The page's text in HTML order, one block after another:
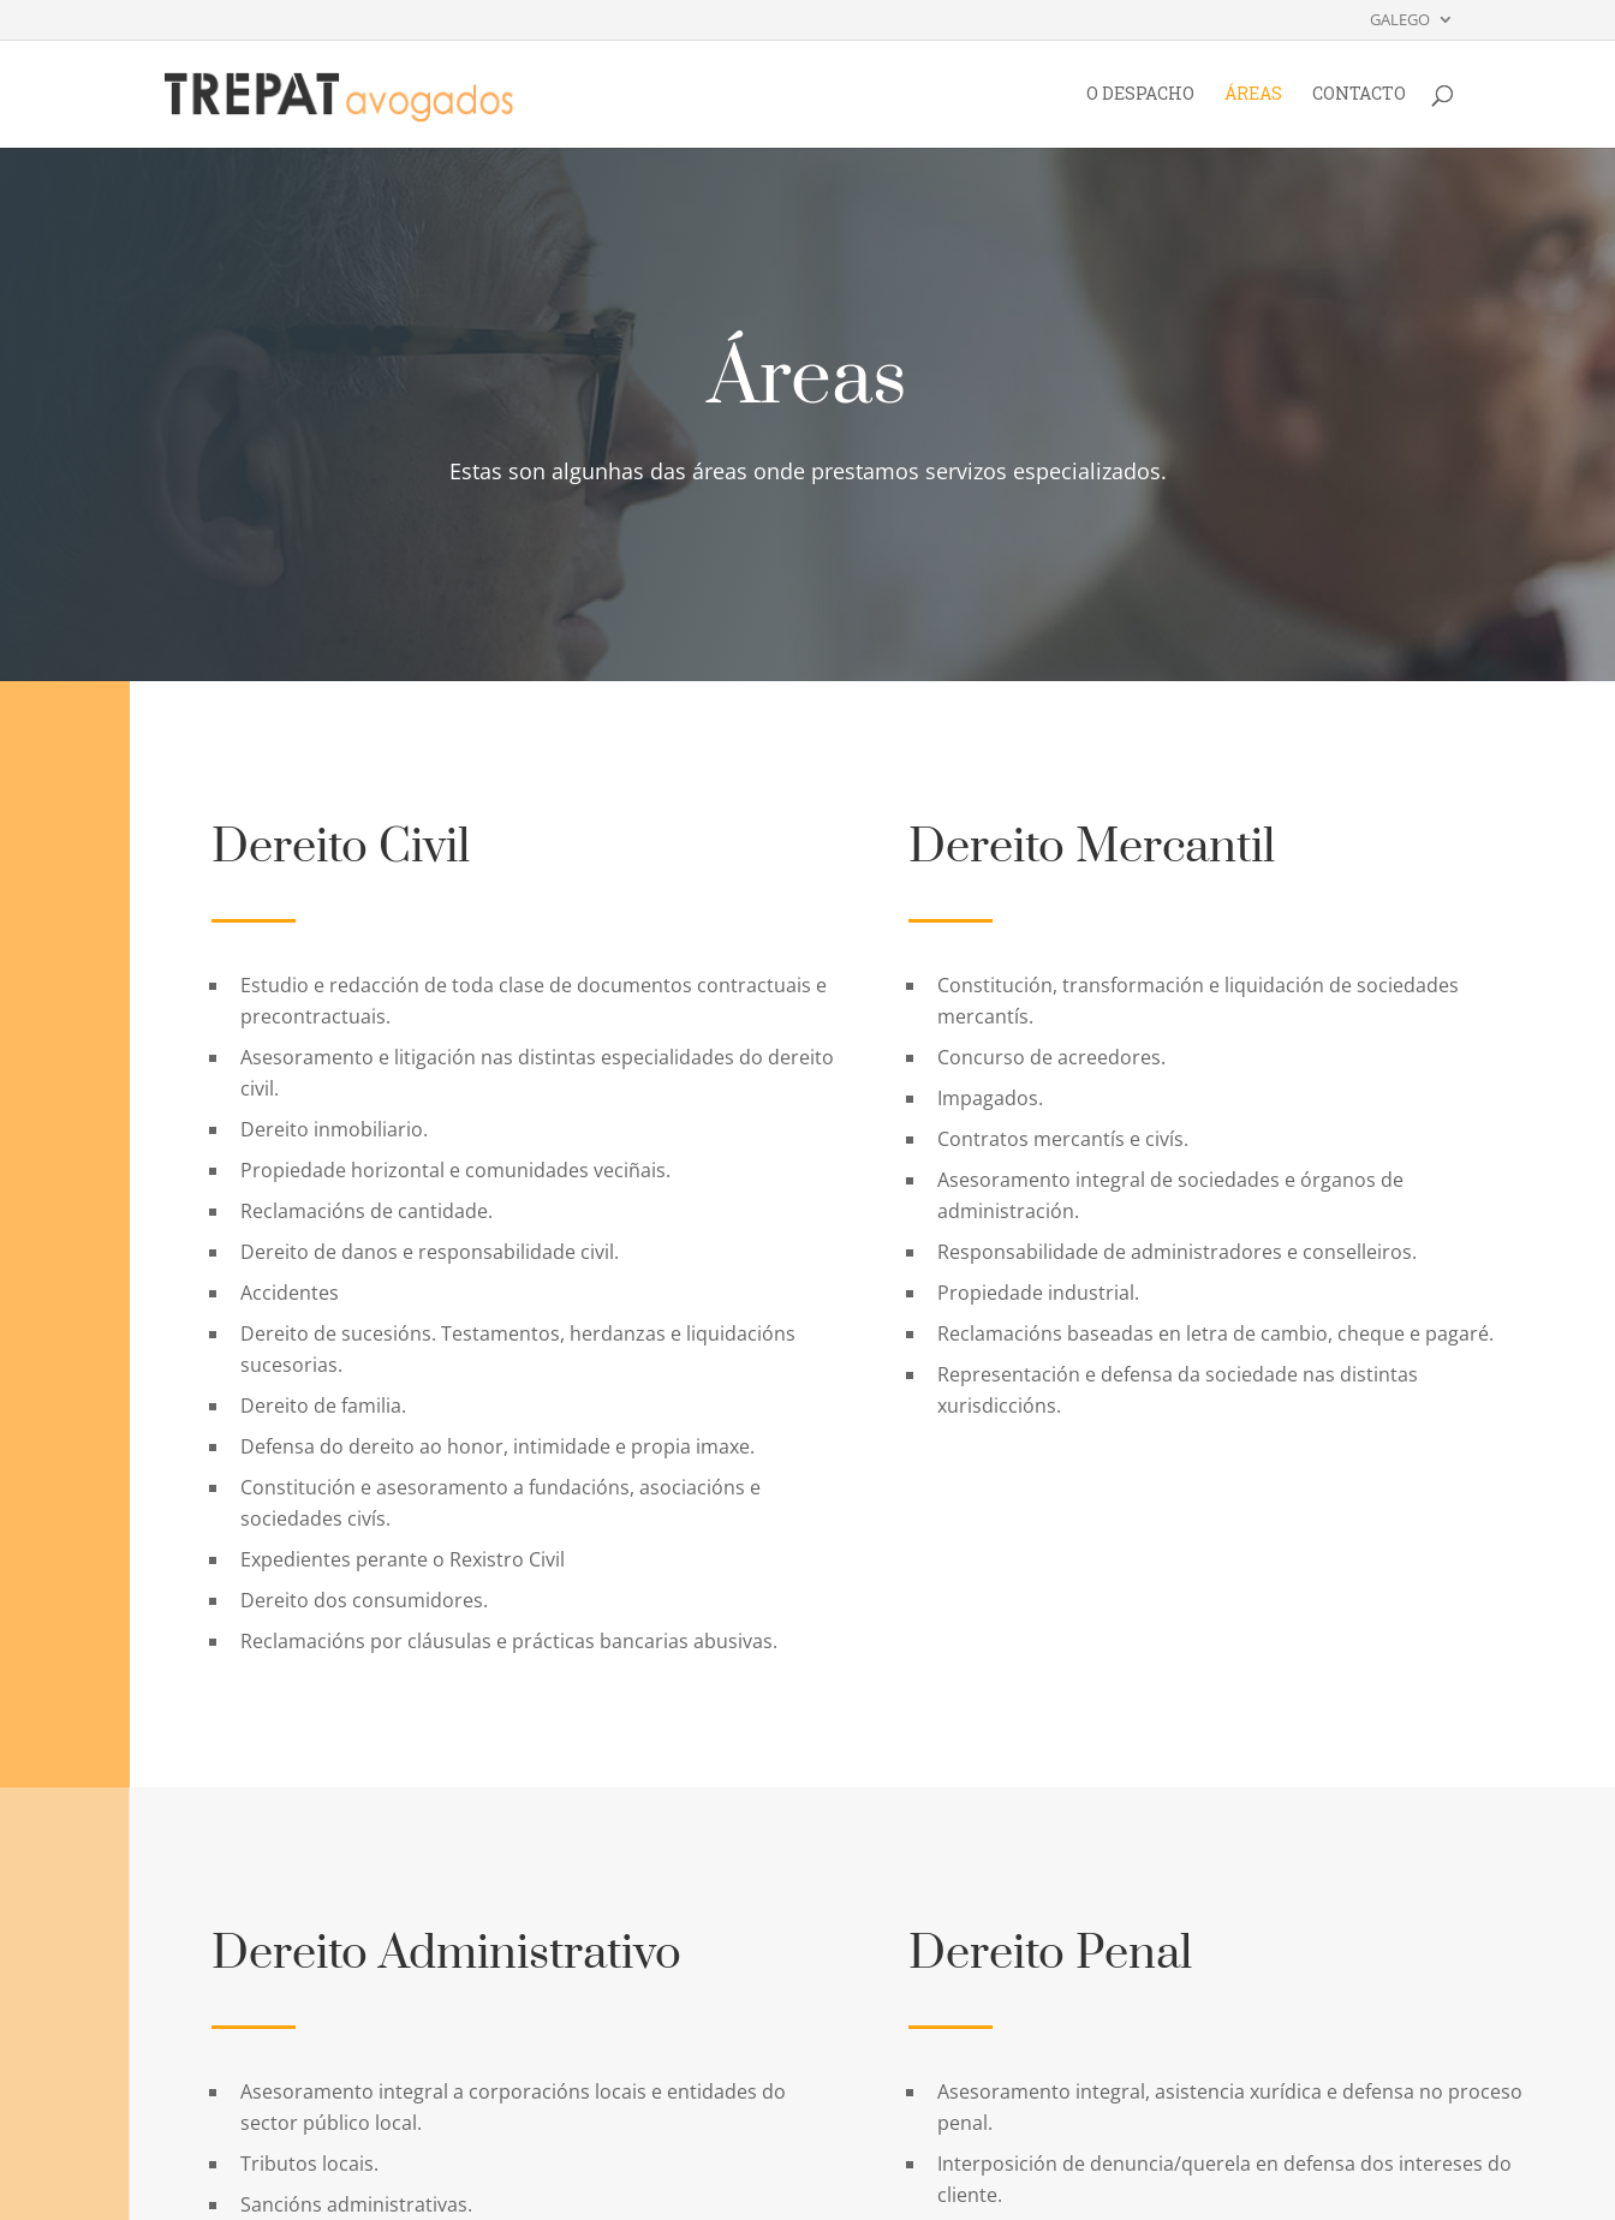
GALEGO
O DESPACHO ÁREAS CONTACTO
Áreas
Estas son algunhas das áreas onde prestamos servizos especializados.
Dereito Civil
Estudio e redacción de toda clase de documentos contractuais e
precontractuais.
Asesoramento e litigación nas distintas especialidades do dereito
civil.
Dereito inmobiliario.
Propiedade horizontal e comunidades veciñais.
Reclamacións de cantidade.
Dereito de danos e responsabilidade civil.
Accidentes
Dereito de sucesións. Testamentos, herdanzas e liquidacións
sucesorias.
Dereito de familia.
Defensa do dereito ao honor, intimidade e propia imaxe.
Constitución e asesoramento a fundacións, asociacións e
sociedades civís.
Expedientes perante o Rexistro Civil
Dereito dos consumidores.
Reclamacións por cláusulas e prácticas bancarias abusivas.
Dereito Mercantil
Constitución, transformación e liquidación de sociedades
mercantís.
Concurso de acreedores.
Impagados.
Contratos mercantís e civís.
Asesoramento integral de sociedades e órganos de
administración.
Responsabilidade de administradores e conselleiros.
Propiedade industrial.
Reclamacións baseadas en letra de cambio, cheque e pagaré.
Representación e defensa da sociedade nas distintas
xurisdiccións.
Dereito Administrativo
​Asesoramento integral a corporacións locais e entidades do
sector público local.
Tributos locais.
Sancións administrativas.
Dereito Penal
Asesoramento integral, asistencia xurídica e defensa no proceso
penal.
Interposición de denuncia/querela en defensa dos intereses do
cliente.